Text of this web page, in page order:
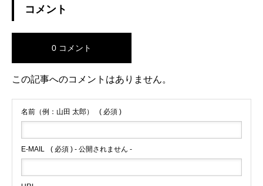
コメント
0 コメント
この記事へのコメントはありません。
名前（例：山田 太郎） ( 必須 )
E-MAIL ( 必須 ) - 公開されません -